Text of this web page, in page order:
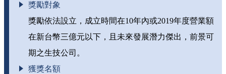
獎勵對象
獎勵依法設立，成立時間在10年內或2019年度營業額
在新台幣三億元以下，且未來發展潛力傑出，前景可
期之生技公司。
獲獎名額